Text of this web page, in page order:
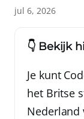
jul 6, 2026
👇 Bekijk
Je kunt
het Britse
Nederland